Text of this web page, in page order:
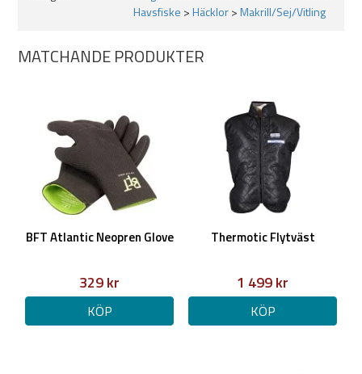
Havsfiske >Häcklor>Makrill/Sej/Vitling
MATCHANDE PRODUKTER
BFT Atlantic Neopren Glove
329 kr
KÖP
Thermotic Flytväst
1 499 kr
KÖP